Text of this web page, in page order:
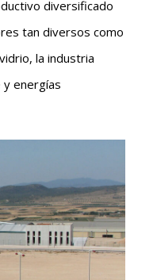
diversificado
tan diversos como
la industria
y energías